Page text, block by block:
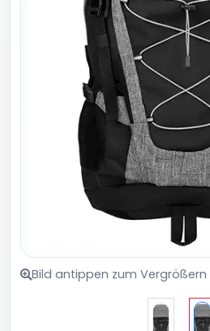
Bild antippen zum Vergrößern